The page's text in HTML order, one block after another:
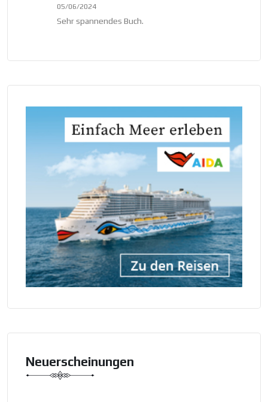
05/06/2024
Sehr spannendes Buch.
Neuerscheinungen